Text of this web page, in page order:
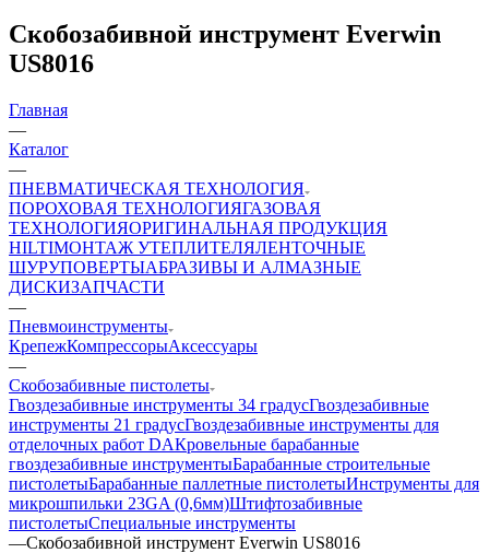
Скобозабивной инструмент Everwin
US8016
Главная
—
Каталог
—
ПНЕВМАТИЧЕСКАЯ ТЕХНОЛОГИЯ
ПОРОХОВАЯ ТЕХНОЛОГИЯГАЗОВАЯ
ТЕХНОЛОГИЯОРИГИНАЛЬНАЯ ПРОДУКЦИЯ
HILTIМОНТАЖ УТЕПЛИТЕЛЯЛЕНТОЧНЫЕ
ШУРУПОВЕРТЫАБРАЗИВЫ И АЛМАЗНЫЕ
ДИСКИЗАПЧАСТИ
—
Пневмоинструменты
КрепежКомпрессорыАксессуары
—
Скобозабивные пистолеты
Гвоздезабивные инструменты 34 градусГвоздезабивные
инструменты 21 градусГвоздезабивные инструменты для
отделочных работ DAКровельные барабанные
гвоздезабивные инструментыБарабанные строительные
пистолетыБарабанные паллетные пистолетыИнструменты для
микрошпильки 23GA (0,6мм)Штифтозабивные
пистолетыСпециальные инструменты
—Скобозабивной инструмент Everwin US8016